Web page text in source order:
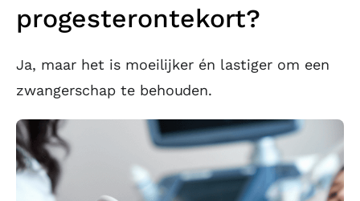
progesterontekort?
Ja, maar het is moeilijker én lastiger om een
zwangerschap te behouden.